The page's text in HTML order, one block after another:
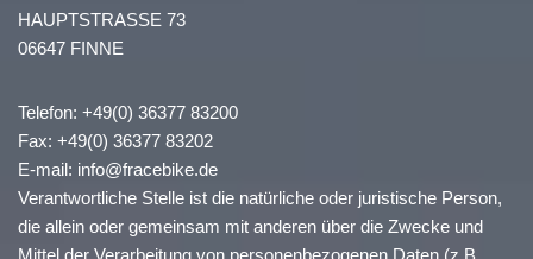
HAUPTSTRASSE 73
06647 FINNE
Telefon: +49(0) 36377 83200
Fax: +49(0) 36377 83202
E-mail: info@fracebike.de
Verantwortliche Stelle ist die natürliche oder juristische Person,
die allein oder gemeinsam mit anderen über die Zwecke und
Mittel der Verarbeitung von personenbezogenen Daten (z.B.